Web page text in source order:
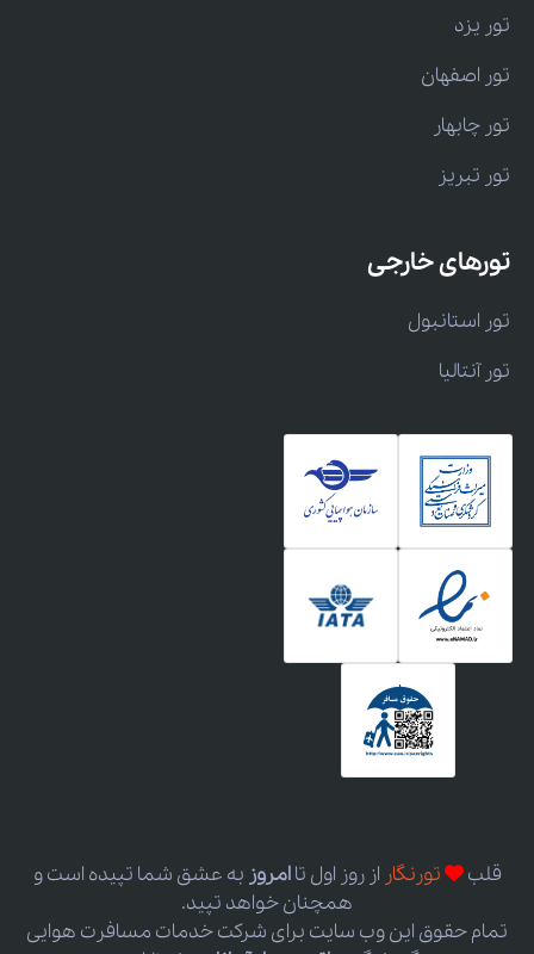
تور یزد
تور اصفهان
تور چابهار
تور تبریز
تورهای خارجی
تور استانبول
تور آنتالیا
قلب تورنگار از روز اول تاامروز به عشق شما تپیده است و
همچنان خواهد تپید.
تمام حقوق این وب سایت برای شرکت خدمات مسافرت هوایی